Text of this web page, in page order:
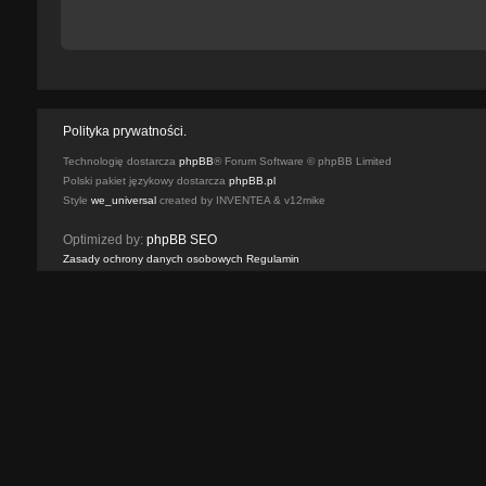
Polityka prywatności.
Technologię dostarcza phpBB® Forum Software © phpBB Limited
Polski pakiet językowy dostarcza phpBB.pl
Style we_universalcreated by INVENTEA & v12mike
Optimized by: phpBB SEO
Zasady ochrony danych osobowych Regulamin